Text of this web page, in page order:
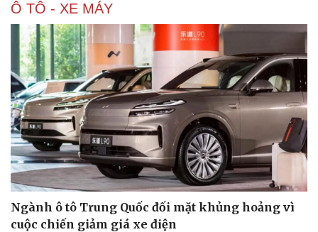
Du lịch
Tư vấn
Săn Tour
check-in
Podcast
Câu chuyện thời sự
Đọc truyện đêm khuya
Cửa sổ tình yêu
Kể chuyện cho bé
Hạt giống tâm hồn
Ô TÔ - XE MÁY
Ngành ô tô Trung Quốc đối mặt khủng hoảng vì
cuộc chiến giảm giá xe điện